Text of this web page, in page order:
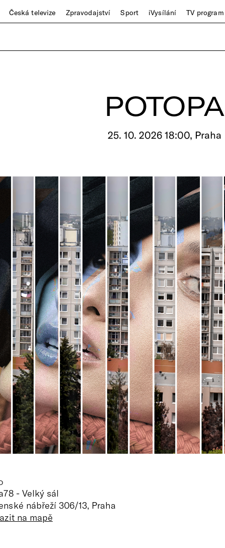
Česká televize Zpravodajství Sport iVysílání TV program
POTOPA
25. 10. 2026 18:00, Praha
- Velký sál
nábřeží 306/13, Praha
na mapě